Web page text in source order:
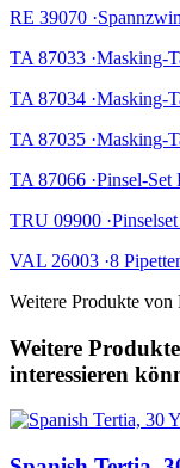
RE 39070
TA 87033 ·Masking-
TA 87034 ·Masking-
TA 87035 ·Masking-
TA 87066 ·Pinsel-Set
TRU 09900
VAL 26003 ·8
Weitere Produkte von
Weitere
interessieren